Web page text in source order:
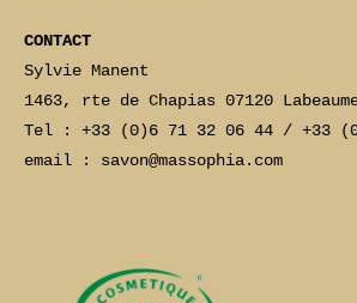
CONTACT
Sylvie Manent
1463, rte de Chapias 07120
Tel : +33 (0)6 71 32 06 44 / +33
email : savon@massophia.com